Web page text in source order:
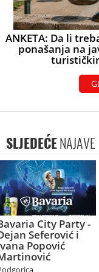
ANKETA: Da li
ponašanja na
SLJEDEĆENAJAVE
City Party -
Seferović i
Popović